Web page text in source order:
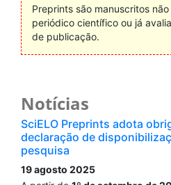
Preprints são manuscritos
periódico científico ou já
de publicação.
Notícias
SciELO Preprints adota
declaração de
pesquisa
19 agosto 2025